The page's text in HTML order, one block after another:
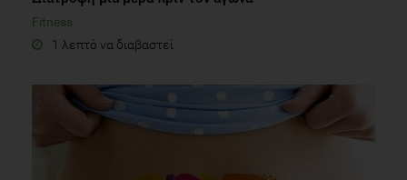
Fitness
1 λεπτό να διαβαστεί